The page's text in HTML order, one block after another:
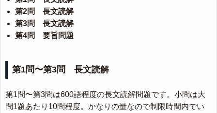
第2問 長文読解
第3問 長文読解
第4問 要旨問題
第1問〜第3問 長文読解
第1問〜第3問は600語程度の長文読解問題です。小問は大
問1題あたり10問程度。かなりの量なので制限時間内でい